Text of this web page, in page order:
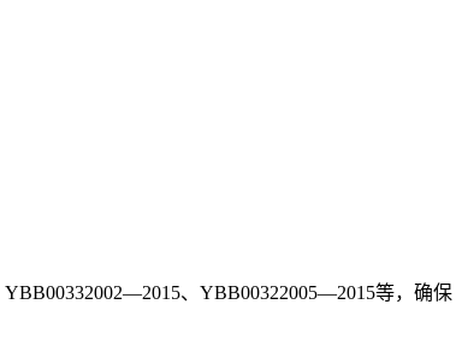
、YBB00322005—2015等，确保